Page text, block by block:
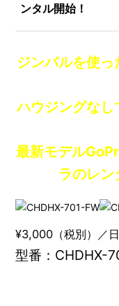
ンタル開始！
ジンバルを使
ハウジングなし
最新モデル
ラのレン
¥3,000（税別）／日
型番：CHDHX-